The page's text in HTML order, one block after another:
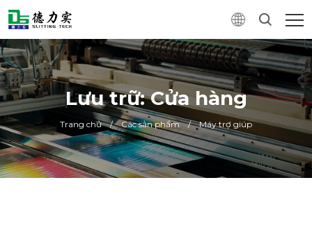
Lưu trữ: Cửa hàng
Trang chủ / Các sản phẩm / Máy trợ giúp